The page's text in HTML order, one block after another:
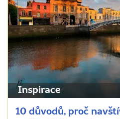
Inspirace
10 důvodů, proč